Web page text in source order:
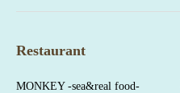
Restaurant
MONKEY -sea&real food-